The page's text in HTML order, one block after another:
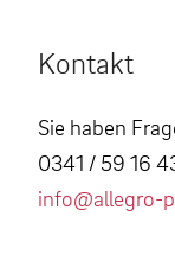
Kontakt
Sie haben
0341 / 59 16
info@allegro-